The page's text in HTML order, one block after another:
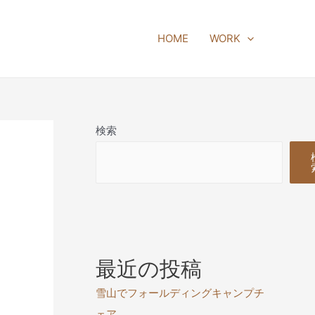
HOME WORK
検索
最近の投稿
雪山でフォールディングキャンプチ